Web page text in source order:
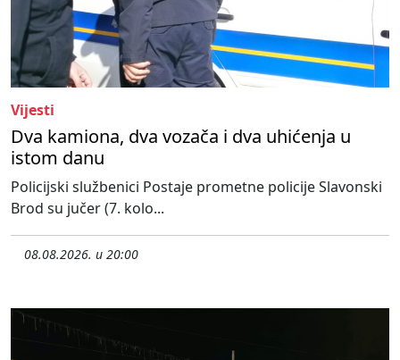
Vijesti
Dva kamiona, dva vozača i dva uhićenja u
istom danu
Policijski službenici Postaje prometne policije Slavonski
Brod su jučer (7. kolo...
08.08.2026. u 20:00